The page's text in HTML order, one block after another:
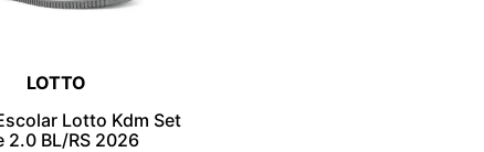
LOTTO
Lotto Kdm Set
2.0 BL/RS 2026